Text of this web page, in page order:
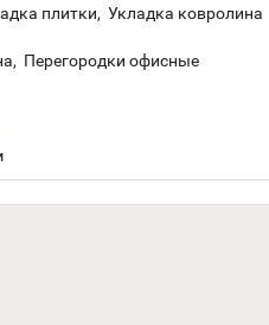
плитки, Укладка ковролина
Перегородки офисные